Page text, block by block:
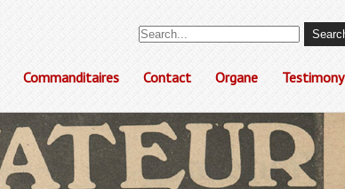
Commanditaires Contact Organe Testimony